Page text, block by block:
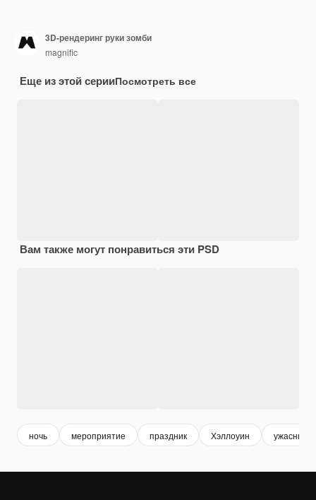
3D-рендеринг руки зомби
magnific
Еще из этой серииПосмотреть все
Вам также могут понравиться эти PSD
ночь мероприятие праздник Хэллоуин ужасный